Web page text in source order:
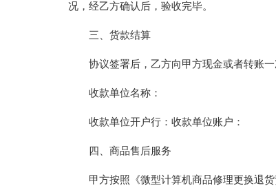
况，经乙方确认后，验收完毕。
三、货款结算
协议签署后，乙方向甲方现金或者转账一
收款单位名称：
收款单位开户行：收款单位账户：
四、商品售后服务
甲方按照《微型计算机商品修理更换退